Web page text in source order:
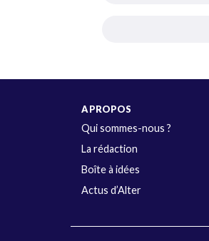
A PROPOS
Qui sommes-nous ?
La rédaction
Boîte à idées
Actus d’Alter